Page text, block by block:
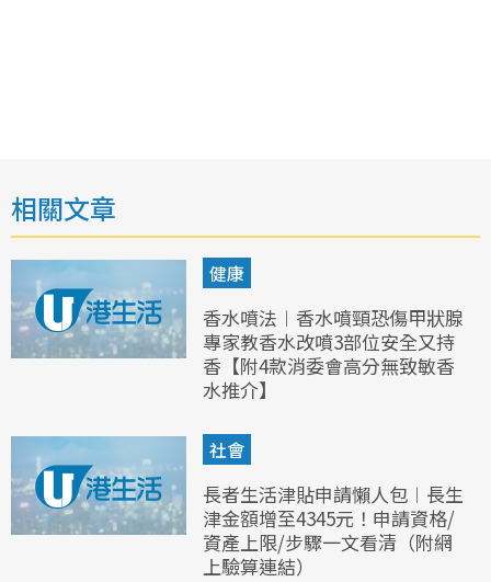
相關文章
健康
香水噴法︱香水噴頸恐傷甲狀腺
專家教香水改噴3部位安全又持
香【附4款消委會高分無致敏香
水推介】
社會
長者生活津貼申請懶人包︱長生
津金額增至4345元！申請資格/
資產上限/步驟一文看清（附網
上驗算連結）